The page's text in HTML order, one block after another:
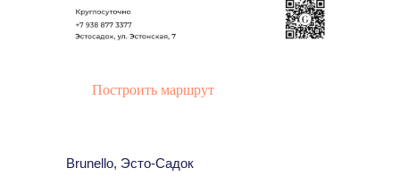
Построить маршрут
Brunello, Эсто-Cадок